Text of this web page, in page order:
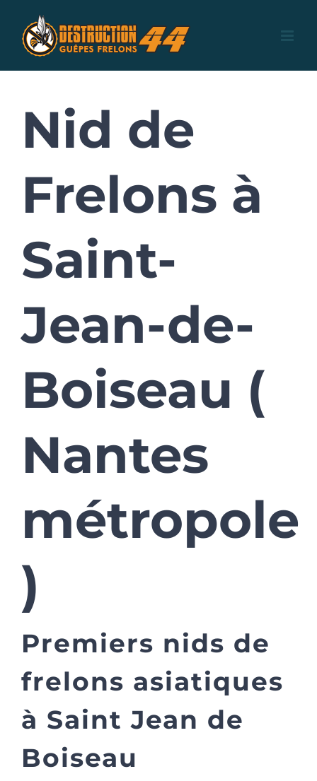
Nid de
Frelons à
Saint-
Jean-de-
Boiseau (
Nantes
métropole
)
Premiers nids de
frelons asiatiques
à Saint Jean de
Boiseau